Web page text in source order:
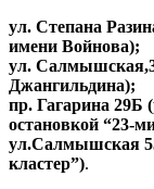
ул. Степaна
имени Войнова);
ул.
Джангильдина);
пр. Гагаринa
остановкой “23-
ул.Салмышскaя
кластер”).